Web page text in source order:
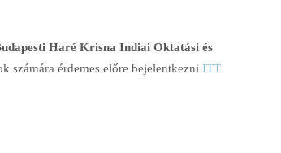
Haré Krisna Indiai Oktatási és
számára érdemes előre bejelentkezni ITT